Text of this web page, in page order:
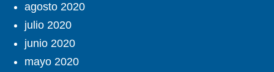
agosto 2020
julio 2020
junio 2020
mayo 2020